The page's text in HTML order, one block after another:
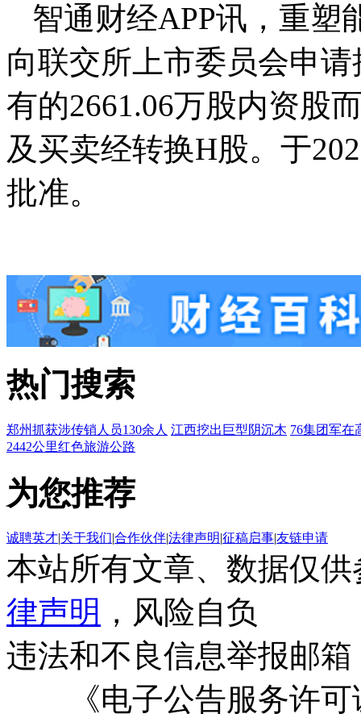
智通财经APP讯，重塑
向联交所上市委员会申
有的2661.06万股内资股
及买卖经转换H股。于
批准。
热门搜索
郑州抓获涉传销人员130余人 江西挖出巨型阴沉木 76集团军在
2442公里红色旅游公路
为您推荐
诚聘英才|关于我们|合作伙伴|法律声明|征稿启事|友链申请
本站所有文章、数据仅
律声明 ，风险自负
违法和不良信息举报邮箱
《电子公告服务许可